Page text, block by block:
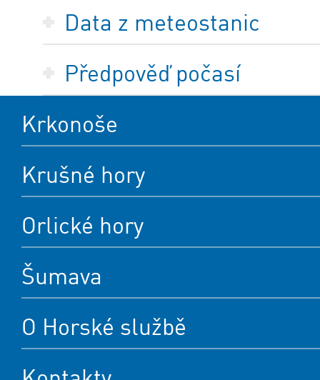
Data z meteostanic
Předpověď počasí
Krkonoše
Krušné hory
Orlické hory
Šumava
O Horské službě